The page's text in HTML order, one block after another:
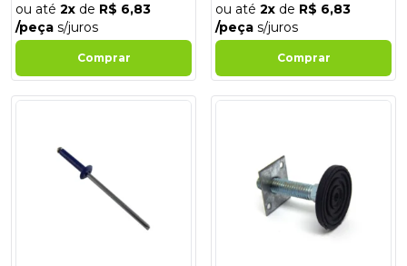
ou até 2x de R$ 6,83
/peça s/juros
Comprar
ou até 2x de R$ 6,83
/peça s/juros
Comprar